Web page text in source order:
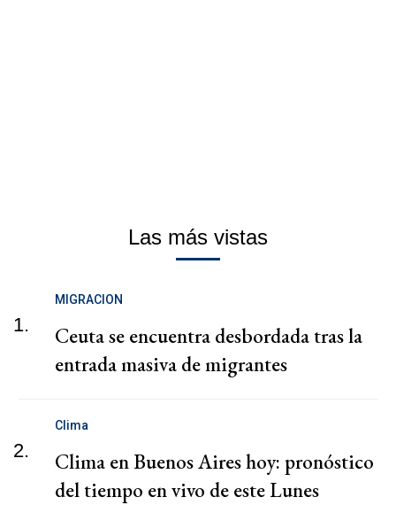
Las más vistas
1.
MIGRACION
Ceuta se encuentra desbordada tras la
entrada masiva de migrantes
2.
Clima
Clima en Buenos Aires hoy: pronóstico
del tiempo en vivo de este Lunes